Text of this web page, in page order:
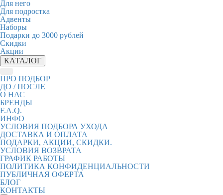
Для него
Для подростка
Адвенты
Наборы
Подарки до 3000 рублей
Скидки
Акции
КАТАЛОГ
ПРО ПОДБОР
ДО / ПОСЛЕ
О НАС
БРЕНДЫ
F.A.Q.
ИНФО
УСЛОВИЯ ПОДБОРА УХОДА
ДОСТАВКА И ОПЛАТА
ПОДАРКИ, АКЦИИ, СКИДКИ.
УСЛОВИЯ ВОЗВРАТА
ГРАФИК РАБОТЫ
ПОЛИТИКА КОНФИДЕНЦИАЛЬНОСТИ
ПУБЛИЧНАЯ ОФЕРТА
БЛОГ
КОНТАКТЫ